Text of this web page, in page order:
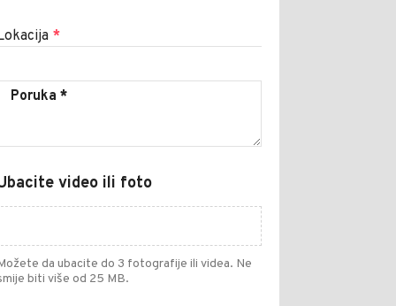
*
video ili foto
da ubacite do 3 fotografije ili videa. Ne
biti više od 25 MB.